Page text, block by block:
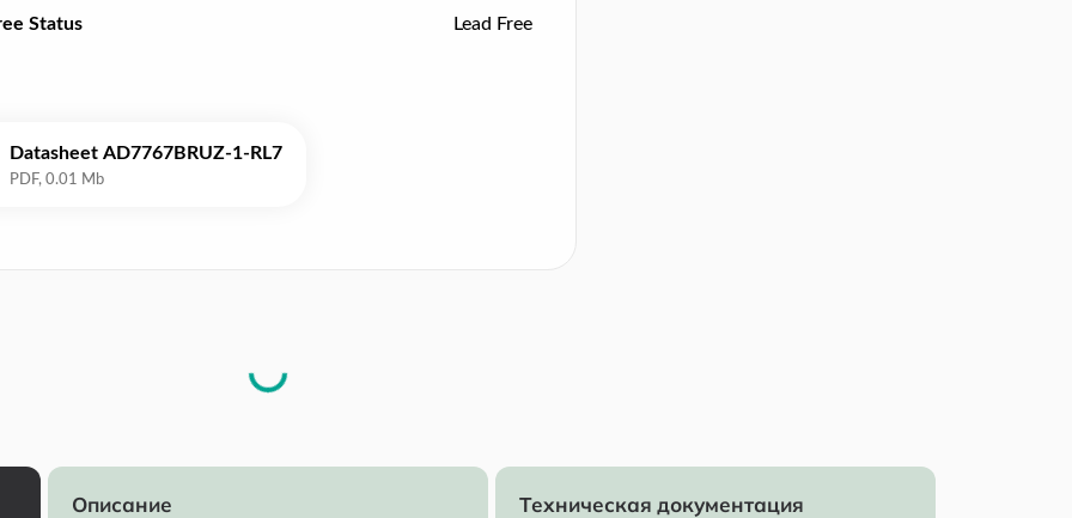
Status Lead Free
Datasheet AD7767BRUZ-1-RL7
Описание Техническая документация